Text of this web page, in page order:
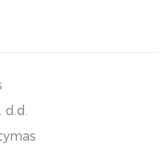
d.d.